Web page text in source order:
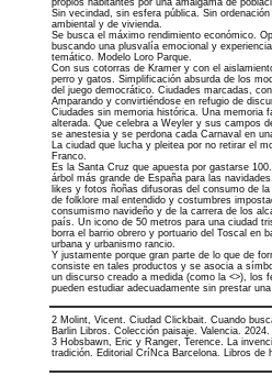
propios habitantes por una amalgama de
Sin vecindad, sin esfera pública. Sin
ambiental y de vivienda.
Se busca el máximo rendimiento económico.
buscando una plusvalía emocional y
temático. Modelo Loro Parque.
Con sus cotorras de Kramer y con el
perro y gatos. Simplificación absurda de los
del juego democrático. Ciudades marcadas,
Amparando y convirtiéndose en refugio de
Ciudades sin memoria histórica. Una memoria
alterada. Que celebra a Weyler y sus campos
se anestesia y se perdona cada Carnaval en
La ciudad que lucha y pleitea por no retirar el
Franco.
Es la Santa Cruz que apuesta por gastarse
árbol más grande de España para las
likes y fotos ñoñas difusoras del consumo de
de folklore mal entendido y costumbres
consumismo navideño y de la carrera de los
país. Un icono de 50 metros para una ciudad
borra el barrio obrero y portuario del Toscal en
urbana y urbanismo rancio.
Y justamente porque gran parte de lo que de
consiste en tales productos y se asocia a
un discurso creado a medida (como la <>), los
pueden estudiar adecuadamente sin prestar
2 Molint, Vicent. Ciudad Clickbait. Cuando
Barlin Libros. Colección paisaje. Valencia.
3 Hobsbawn, Eric y Ranger, Terence. La
tradición. Editorial CríNca Barcelona. Libros de